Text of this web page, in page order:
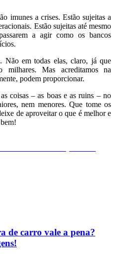
imunes a crises. Estão sujeitas a
Estão sujeitas até mesmo
a agir como os bancos
Não em todas elas, claro, já que
milhares. Mas acreditamos na
podem proporcionar.
coisas – as boas e as ruins – no
nem menores. Que tome os
de aproveitar o que é melhor e
de carro vale a pena?